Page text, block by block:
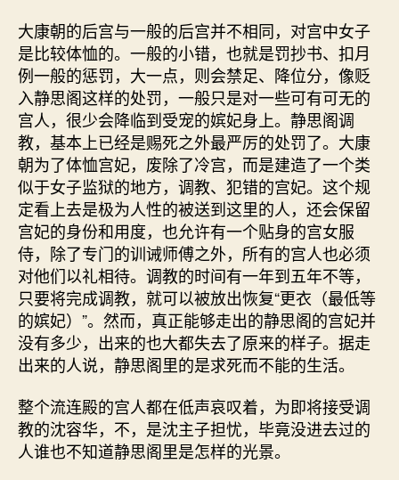
大康朝的后宫与一般的后宫并不相同，对宫中女子
是比较体恤的。一般的小错，也就是罚抄书、扣月
例一般的惩罚，大一点，则会禁足、降位分，像贬
入静思阁这样的处罚，一般只是对一些可有可无的
宫人，很少会降临到受宠的嫔妃身上。静思阁调
教，基本上已经是赐死之外最严厉的处罚了。大康
朝为了体恤宫妃，废除了冷宫，而是建造了一个类
似于女子监狱的地方，调教、犯错的宫妃。这个规
定看上去是极为人性的被送到这里的人，还会保留
宫妃的身份和用度，也允许有一个贴身的宫女服
侍，除了专门的训诫师傅之外，所有的宫人也必须
对他们以礼相待。调教的时间有一年到五年不等，
只要将完成调教，就可以被放出恢复“更衣（最低等
的嫔妃）”。然而，真正能够走出的静思阁的宫妃并
没有多少，出来的也大都失去了原来的样子。据走
出来的人说，静思阁里的是求死而不能的生活。
整个流连殿的宫人都在低声哀叹着，为即将接受调
教的沈容华，不，是沈主子担忧，毕竟没进去过的
人谁也不知道静思阁里是怎样的光景。